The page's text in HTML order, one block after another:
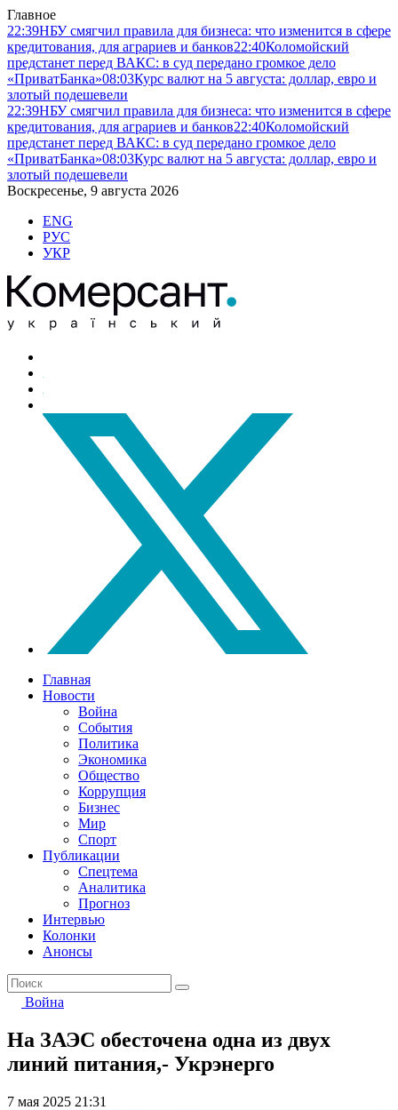
Главное
22:39НБУ смягчил правила для бизнеса: что изменится в сфере
кредитования, для аграриев и банков22:40Коломойский
предстанет перед ВАКС: в суд передано громкое дело
«ПриватБанка»08:03Курс валют на 5 августа: доллар, евро и
злотый подешевели
22:39НБУ смягчил правила для бизнеса: что изменится в сфере
кредитования, для аграриев и банков22:40Коломойский
предстанет перед ВАКС: в суд передано громкое дело
«ПриватБанка»08:03Курс валют на 5 августа: доллар, евро и
злотый подешевели
Воскресенье, 9 августа 2026
ENG
РУС
УКР
Главная
Новости
Война
События
Политика
Экономика
Общество
Коррупция
Бизнес
Мир
Спорт
Публикации
Спецтема
Аналитика
Прогноз
Интервью
Колонки
Анонсы
Война
На ЗАЭС обесточена одна из двух
линий питания,- Укрэнерго
7 мая 2025 21:31